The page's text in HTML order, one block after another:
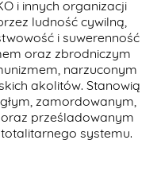
i innych organizacji
ludność cywilną,
i suwerenność
oraz zbrodniczym
narzuconym
akolitów. Stanowią
zamordowanym,
prześladowanym
systemu.